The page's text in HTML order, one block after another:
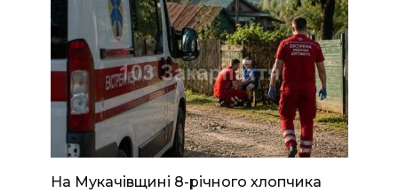
На Мукачівщині 8-річного хлопчика